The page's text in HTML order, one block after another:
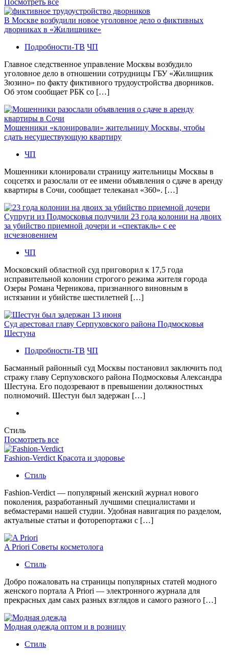
В Москве возбудили новое уголовное дело о фиктивных
дворниках в «Жилищнике»
Подробности-ТВ ЧП
Главное следственное управление Москвы возбудило
уголовное дело в отношении сотрудницы ГБУ «Жилищник
Зюзино» по факту фиктивного трудоустройства дворников.
Об этом сообщает РБК со […]
Мошенники «клонировали» жительницу Москвы, чтобы
сдать несуществующую квартиру
ЧП
Мошенники клонировали страницу жительницы Москвы в
соцсетях и разослали от ее имени объявления о сдаче в аренду
квартиры в Сочи, сообщает телеканал «360». […]
Супруги из Подмосковья получили 23 года колонии на двоих
за убийство приемной дочери и «спектакль» с ее
исчезновением
ЧП
Московский областной суд приговорил к 17,5 года
исправительной колонии строгого режима жителя города
Озеры Романа Черникова, признанного виновным в
истязании и убийстве шестилетней […]
Суд арестовал главу Серпуховского района Подмосковья
Шестуна
Подробности-ТВ ЧП
Басманный районный суд Москвы постановил заключить под
стражу главу Серпуховского района Подмосковья Александра
Шестуна. Его подозревают в превышении должностных
полномочий. Шестун был задержан […]
Стиль
Посмотреть все
Fashion-Verdict Красота и здоровье
Стиль
Fashion-Verdict — популярный женский журнал нового
поколения, разработанный лучшими специалистами и
вебмастерами нашей студии. Удобная навигация по разделом,
актуальные статьи и фоторепортажи с […]
A Priori Советы косметолога
Стиль
Добро пожаловать на страницы популярных статей модного
женского портала A Priori — электронного журнала для
прекрасных дам саых разных взглядов и самого разного […]
Модная одежда оптом и в розницу
Стиль